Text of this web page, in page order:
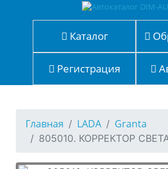
Каталог
Регистрация
Главная LADA Granta
805010. КОРРЕКТОР